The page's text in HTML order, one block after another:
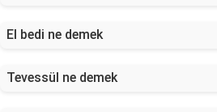
El bedi ne demek
Tevessül ne demek